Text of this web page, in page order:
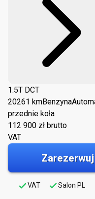
1.5T DCT
20261 kmBenzyna
przednie koła
112 900 zł brutto
VAT
VAT Salon PL